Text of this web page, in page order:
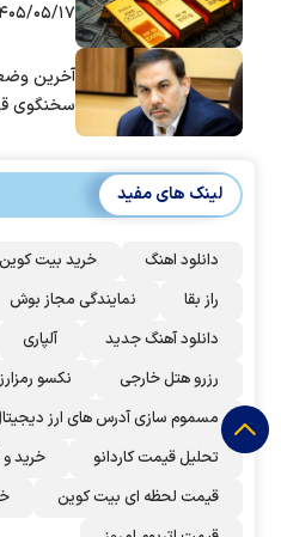
۱۴۰۵/۰۵/
آخرین
سخنگوی
لینک های مفید
دانلود اهنگ خرید بیت کوین
راز بقا
نمایندگی مجاز بوش
دانلود آهنگ جدید
آلپاری
رزرو هتل خارجی
نکسو
مسموم سازی آدرس های ارز
تحلیل قیمت کاردانو
خرید
قیمت لحظه ای بیت کوین